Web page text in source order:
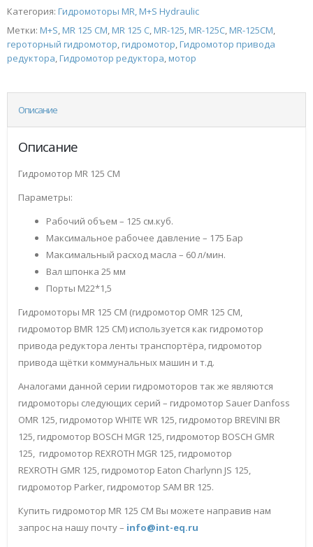
Категория: Гидромоторы MR, M+S Hydraulic
Метки: M+S,MR 125 CM,MR 125 С,MR-125,MR-125C,MR-125CM,
героторный гидромотор,гидромотор,Гидромотор привода
редуктора,Гидромотор редуктора,мотор
Описание
Описание
Гидромотор MR 125 CM
Параметры:
Рабочий объем – 125 см.куб.
Максимальное рабочее давление – 175 Бар
Максимальный расход масла – 60 л/мин.
Вал шпонка 25 мм
Порты М22*1,5
Гидромоторы MR 125 СM (гидромотор OMR 125 СM,
гидромотор BMR 125 CM) используется как гидромотор
привода редуктора ленты транспортёра, гидромотор
привода щётки коммунальных машин и т.д.
Аналогами данной серии гидромоторов так же являются
гидромоторы следующих серий – гидромотор Sauer Danfoss
OMR 125, гидромотор WHITE WR 125, гидромотор BREVINI BR
125, гидромотор BOSCH MGR 125, гидромотор BOSCH GMR
125, гидромотор REXROTH MGR 125, гидромотор
REXROTH GMR 125, гидромотор Eaton Charlynn JS 125,
гидромотор Parker, гидромотор SAM BR 125.
Купить гидромотор MR 125 CM Вы можете направив нам
запрос на нашу почту – info@int-eq.ru